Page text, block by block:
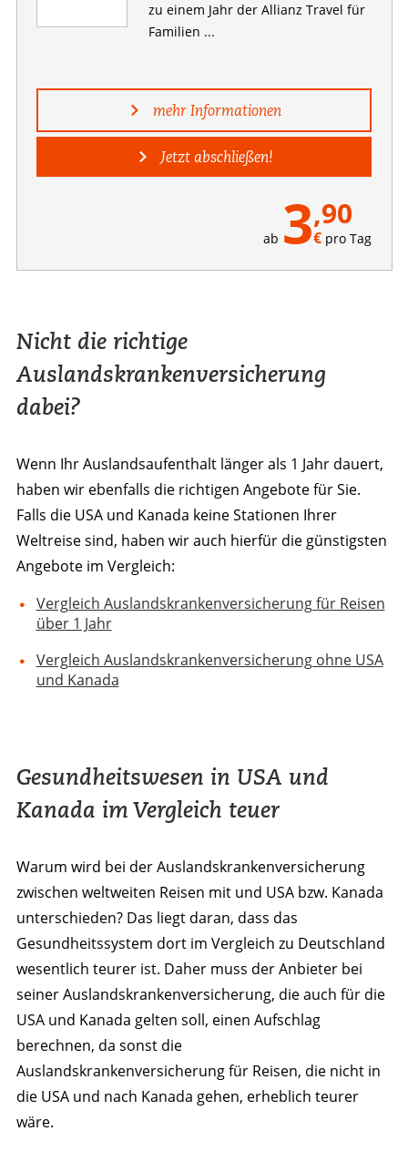
zu einem Jahr der Allianz Travel für
Familien ...
ab 3,90
€pro Tag
mehr Informationen
Jetzt abschließen!
Nicht die richtige
Auslandskrankenversicherung
dabei?
Wenn Ihr Auslandsaufenthalt länger als 1 Jahr dauert,
haben wir ebenfalls die richtigen Angebote für Sie.
Falls die USA und Kanada keine Stationen Ihrer
Weltreise sind, haben wir auch hierfür die günstigsten
Angebote im Vergleich:
Vergleich Auslandskrankenversicherung für Reisen
über 1 Jahr
Vergleich Auslandskrankenversicherung ohne USA
und Kanada
Gesundheitswesen in USA und
Kanada im Vergleich teuer
Warum wird bei der Auslandskrankenversicherung
zwischen weltweiten Reisen mit und USA bzw. Kanada
unterschieden? Das liegt daran, dass das
Gesundheitssystem dort im Vergleich zu Deutschland
wesentlich teurer ist. Daher muss der Anbieter bei
seiner Auslandskrankenversicherung, die auch für die
USA und Kanada gelten soll, einen Aufschlag
berechnen, da sonst die
Auslandskrankenversicherung für Reisen, die nicht in
die USA und nach Kanada gehen, erheblich teurer
wäre.